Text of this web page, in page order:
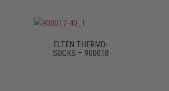
ELTEN THERMO-
SOCKS – 900018